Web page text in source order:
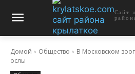
Сайт
Домой Общество
В Московском
ослы